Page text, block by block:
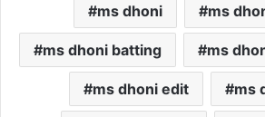
ms dhoni ms
ms dhoni batting ms
ms dhoni edit ms